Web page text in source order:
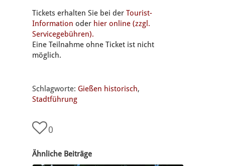
Tickets erhalten Sie bei der Tourist-
Information oder hier online (zzgl.
Servicegebühren).
Eine Teilnahme ohne Ticket ist nicht
möglich.
Schlagworte: Gießen historisch,
Stadtführung
0
Ähnliche Beiträge